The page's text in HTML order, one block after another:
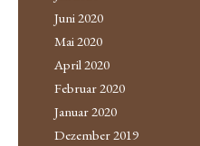
Juni 2020
Mai 2020
April 2020
Februar 2020
Januar 2020
Dezember 2019